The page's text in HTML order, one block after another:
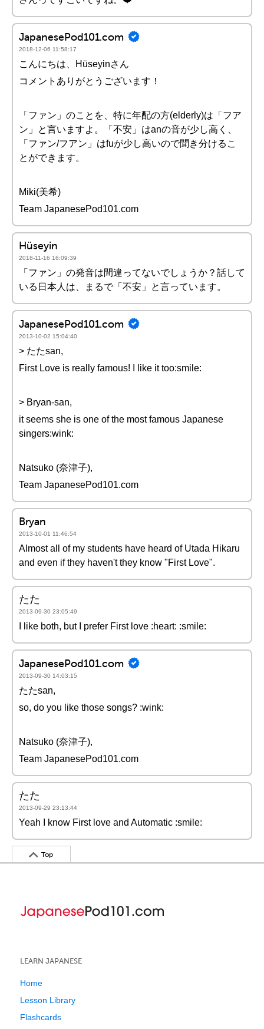
JapanesePod101.com
2018-12-06 11:58:17
こんにちは、Hüseyinさん
コメントありがとうございます！
「ファン」のことを、特に年配の方(elderly)は「フア
ン」と言いますよ。「不安」はanの音が少し高く、
「ファン/フアン」はfuが少し高いので聞き分けるこ
とができます。
Miki(美希)
Team JapanesePod101.com
Hüseyin
2018-11-16 16:09:39
「ファン」の発音は間違ってないでしょうか？話して
いる日本人は、まるで「不安」と言っています。
JapanesePod101.com
2013-10-02 15:04:40
> たたsan,
First Love is really famous! I like it too:smile:
> Bryan-san,
it seems she is one of the most famous Japanese
singers:wink:
Natsuko (奈津子),
Team JapanesePod101.com
Bryan
2013-10-01 11:46:54
Almost all of my students have heard of Utada Hikaru
and even if they haven't they know "First Love".
たた
2013-09-30 23:05:49
I like both, but I prefer First love :heart: :smile:
JapanesePod101.com
2013-09-30 14:03:15
たたsan,
so, do you like those songs? :wink:
Natsuko (奈津子),
Team JapanesePod101.com
たた
2013-09-29 23:13:44
Yeah I know First love and Automatic :smile:
Top
LEARN JAPANESE
Home
Lesson Library
Flashcards